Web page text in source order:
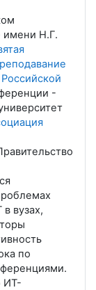
имени Н.Г.
-
вузах,
по
ИТ-